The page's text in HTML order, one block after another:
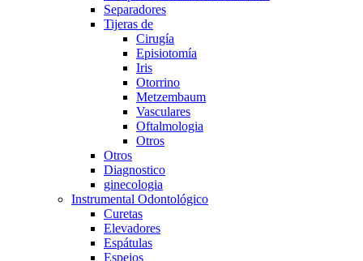
Separadores
Tijeras de
Cirugía
Episiotomía
Iris
Otorrino
Metzembaum
Vasculares
Oftalmologia
Otros
Otros
Diagnostico
ginecologia
Instrumental Odontológico
Curetas
Elevadores
Espátulas
Espejos